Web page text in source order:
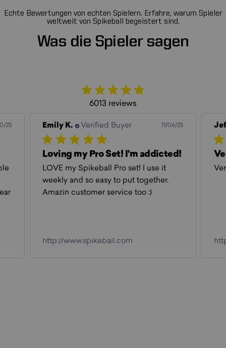
Echte Bewertungen von echten Spielern. Erfahre, warum Spieler
weltweit von Spikeball begeistert sind.
Was die Spieler sagen
6013 reviews
06/25 Jeffrey W. Verified Buyer 10/29/25
Very helpful and responsive
Very helpful and responsive
http://www.spikeball.com